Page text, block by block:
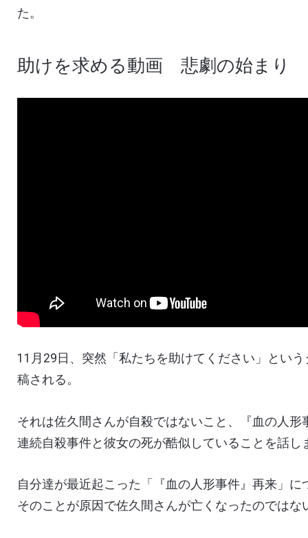
た。
助けを求める動画 悲劇の始まり
11 月 29 日、突然「私たちを助けてください」とい
稿される。
それは佐久間さんが自殺ではないこと、『血の人形
連続自殺事件と彼女の死が酷似していることを話し
自分達が最近起こった「『血の人形事件』再来」に
そのことが原因で佐久間さんが亡くなったのではな